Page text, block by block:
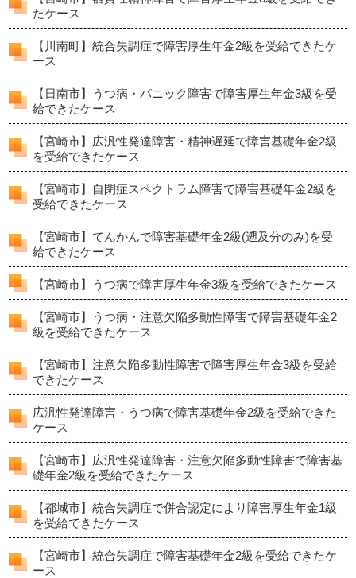
たケース
【川南町】統合失調症で障害厚生年金2級を受給できたケ
ース
【日南市】うつ病・パニック障害で障害厚生年金3級を受
給できたケース
【宮崎市】広汎性発達障害・精神遅延で障害基礎年金2級
を受給できたケース
【宮崎市】自閉症スペクトラム障害で障害基礎年金2級を
受給できたケース
【宮崎市】てんかんで障害基礎年金2級(遡及分のみ)を受
給できたケース
【宮崎市】うつ病で障害厚生年金3級を受給できたケース
【宮崎市】うつ病・注意欠陥多動性障害で障害基礎年金2
級を受給できたケース
【宮崎市】注意欠陥多動性障害で障害厚生年金3級を受給
できたケース
広汎性発達障害・うつ病で障害基礎年金2級を受給できた
ケース
【宮崎市】広汎性発達障害・注意欠陥多動性障害で障害基
礎年金2級を受給できたケース
【都城市】統合失調症で併合認定により障害厚生年金1級
を受給できたケース
【宮崎市】統合失調症で障害基礎年金2級を受給できたケ
ース